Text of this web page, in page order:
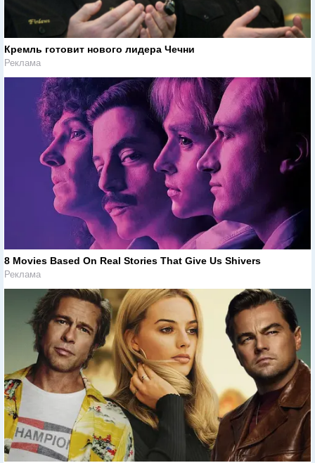
Кремль готовит нового лидера Чечни
Реклама
8 Movies Based On Real Stories That Give Us Shivers
Реклама